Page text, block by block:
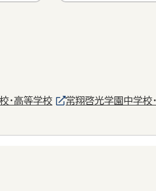
・高等学校 常翔啓光学園中学校